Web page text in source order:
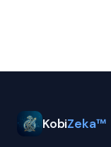
KobiZeka™